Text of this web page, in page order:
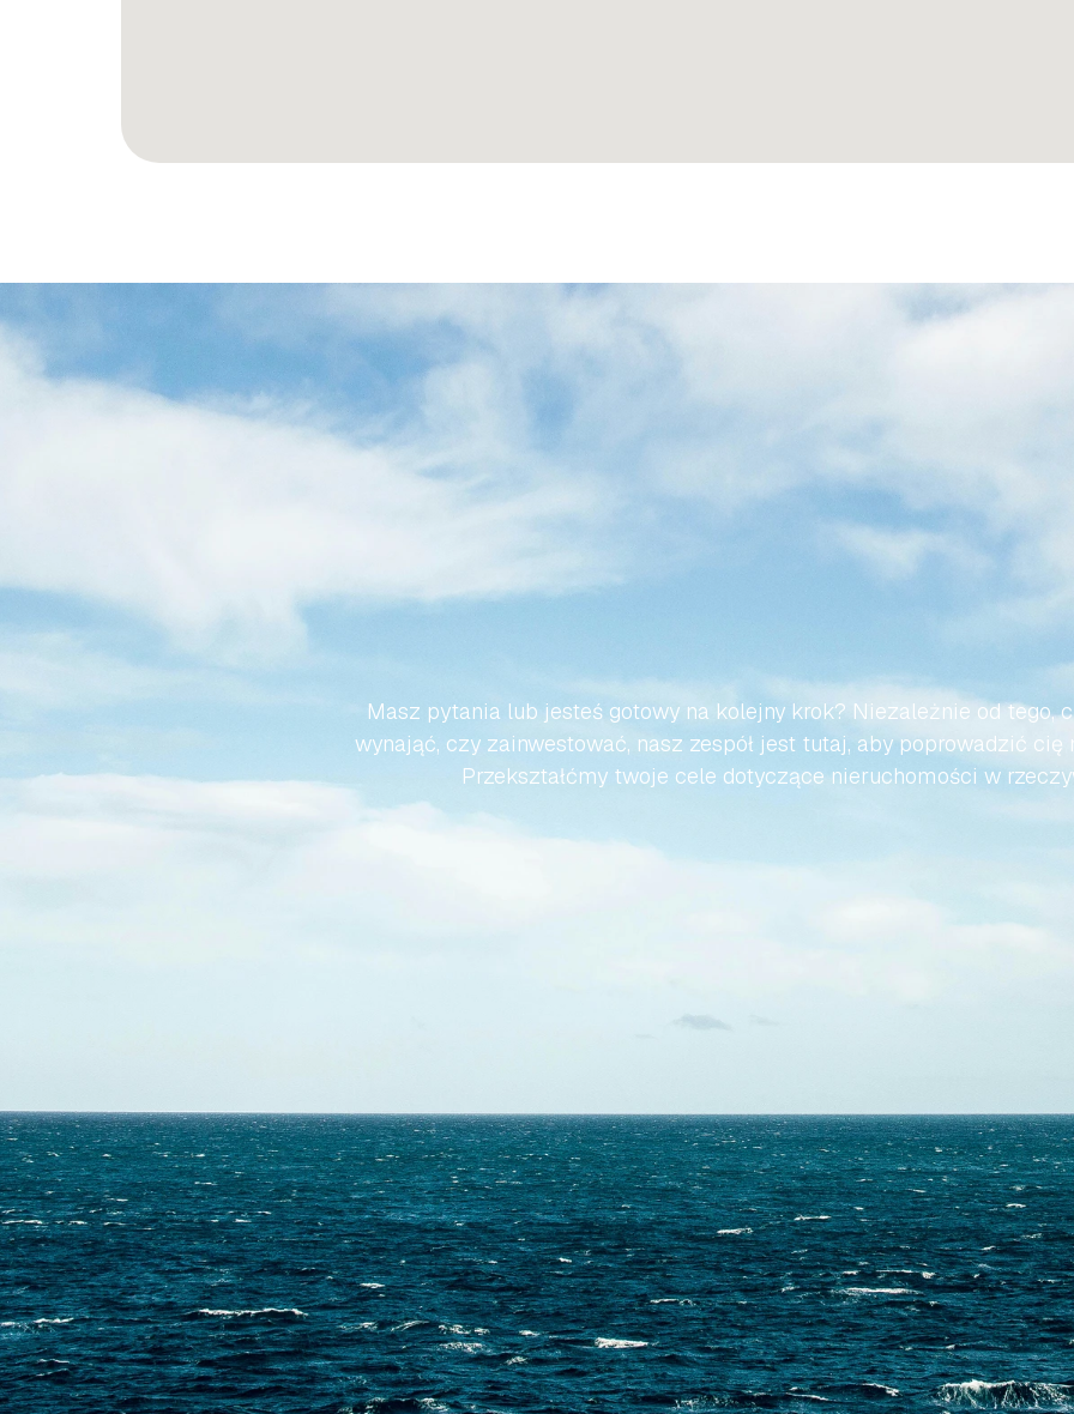
SPRAWMY, TWOJA
HISZPAŃSKIEJ
BEZWYSIŁKOWA
Masz pytania lub jesteś gotowy na kolejny krok? Niezależnie od tego,
wynająć, czy zainwestować, nasz zespół jest tutaj, aby poprowadzić cię
Przekształćmy twoje cele dotyczące nieruchomości w
Skontaktuj się z nami